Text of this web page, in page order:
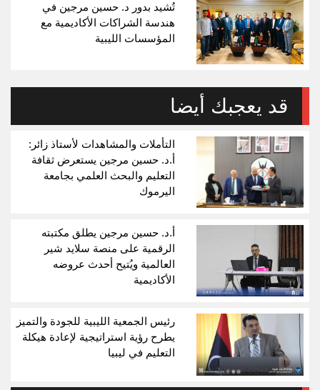
تُشيد بدور د. حسين مرجين في
هندسة الشراكات الأكاديمية مع
المؤسسات الليبية
قد يعجبك أيضا
التأملات والمشاهدات لأستاذ زائر:
أ.د. حسين مرجين يستعرض ثقافة
التعليم والبحث العلمي بجامعة
اليرموك
أ.د. حسين مرجين يطلق مكتبته
الرقمية على منصة سلايد شير
العالمية ويُتيح أحدث عروضه
الأكاديمية
رئيس الجمعية الليبية للجودة والتميز
يطرح رؤية استراتيجية لإعادة هيكلة
التعليم في ليبيا